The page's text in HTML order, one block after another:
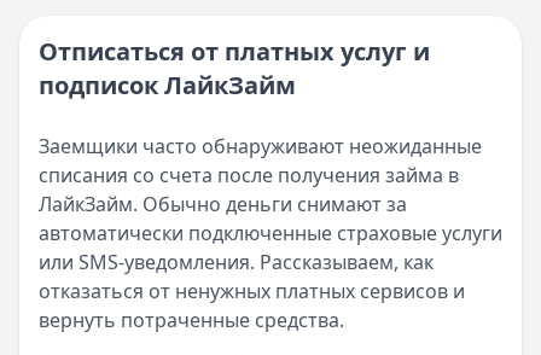
Отписаться от платных услуг и
подписок ЛайкЗайм
Заемщики часто обнаруживают неожиданные
списания со счета после получения займа в
ЛайкЗайм. Обычно деньги снимают за
автоматически подключенные страховые услуги
или SMS-уведомления. Рассказываем, как
отказаться от ненужных платных сервисов и
вернуть потраченные средства.